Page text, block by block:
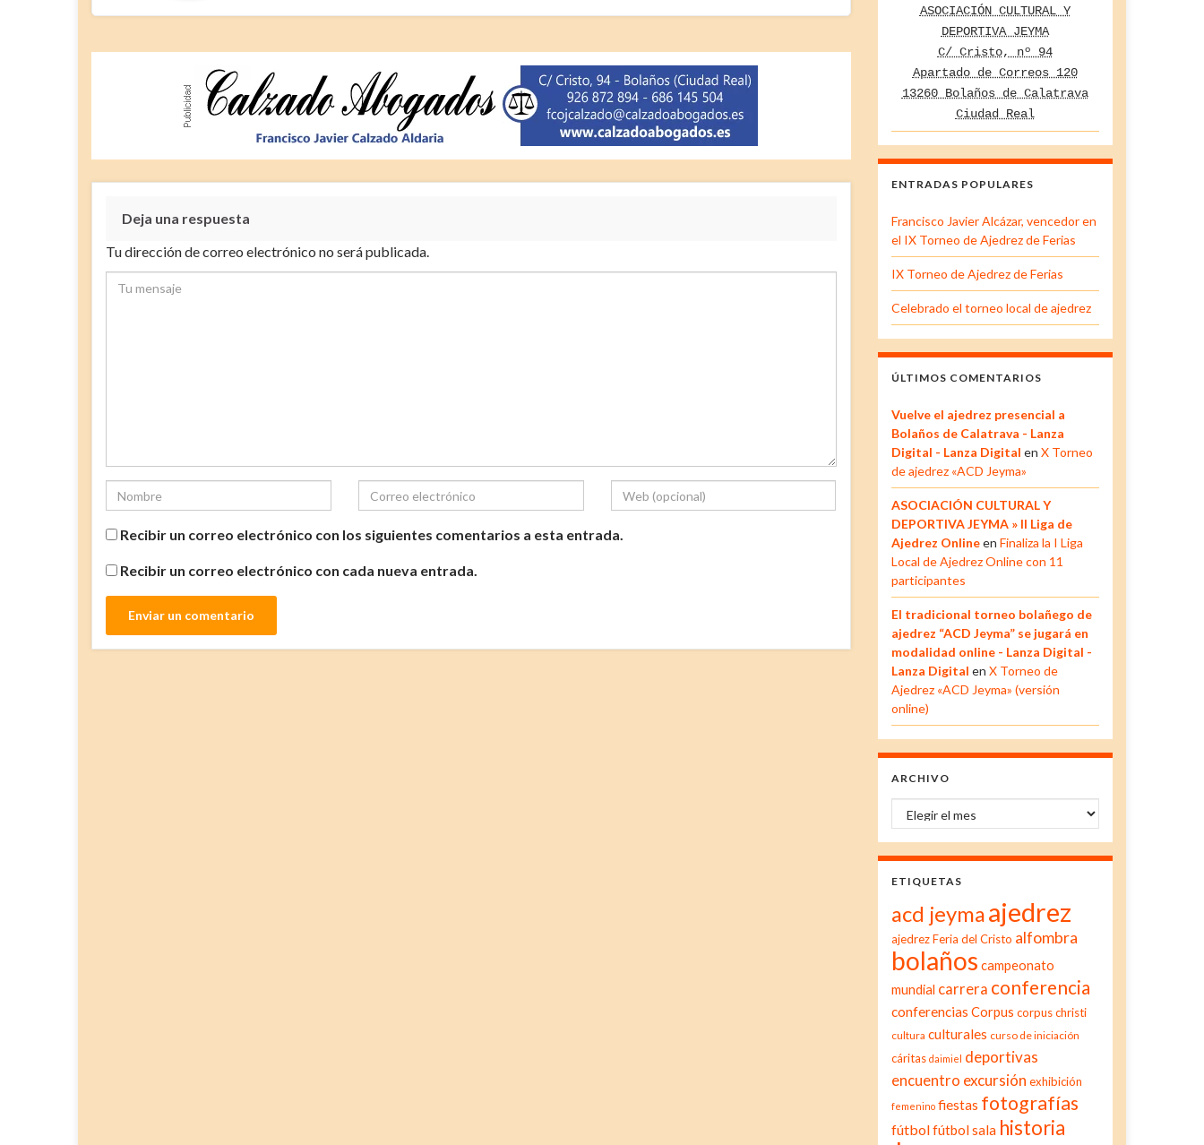
Deja una respuesta
Tu dirección de correo electrónico no será publicada.
Recibir un correo electrónico con los siguientes comentarios a esta entrada.
Recibir un correo electrónico con cada nueva entrada.
ASOCIACIÓN CULTURAL Y
DEPORTIVA JEYMA
C/ Cristo, nº 94
Apartado de Correos 120
13260 Bolaños de Calatrava
Ciudad Real
ENTRADAS POPULARES
Francisco Javier Alcázar, vencedor en
el IX Torneo de Ajedrez de Ferias
IX Torneo de Ajedrez de Ferias
Celebrado el torneo local de ajedrez
ÚLTIMOS COMENTARIOS
Vuelve el ajedrez presencial a
Bolaños de Calatrava - Lanza
Digital - Lanza Digital en X Torneo
de ajedrez «ACD Jeyma»
ASOCIACIÓN CULTURAL Y
DEPORTIVA JEYMA » II Liga de
Ajedrez Onlineen Finaliza la I Liga
Local de Ajedrez Online con 11
participantes
El tradicional torneo bolañego de
ajedrez “ACD Jeyma” se jugará en
modalidad online - Lanza Digital -
Lanza Digital en X Torneo de
Ajedrez «ACD Jeyma» (versión
online)
ARCHIVO
Archivo
ETIQUETAS
acd jeymaajedrez
ajedrez Feria del Cristo alfombra
bolaños campeonato
mundial carrera conferencia
conferencias Corpus corpus christi
cultura culturales curso de iniciación
cáritas daimiel deportivas
encuentro excursión exhibición
femenino fiestas fotografías
fútbolfútbol sala historia